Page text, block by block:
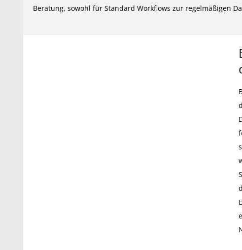
Beratung, sowohl für Standard Workflows zur regelmäßigen